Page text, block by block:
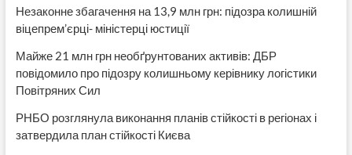
Незаконне збагачення на 13,9 млн грн: підозра колишній
віцепрем’єрці- міністерці юстиції
Майже 21 млн грн необґрунтованих активів: ДБР
повідомило про підозру колишньому керівнику логістики
Повітряних Сил
РНБО розглянула виконання планів стійкості в регіонах і
затвердила план стійкості Києва